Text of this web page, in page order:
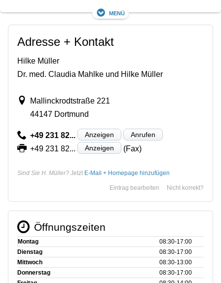
Menü
Adresse + Kontakt
Hilke Müller
Dr. med. Claudia Mahlke und Hilke Müller
Mallinckrodtstraße 221
44147 Dortmund
+49 231 82... Anzeigen Anrufen
+49 231 82... Anzeigen (Fax)
Sind Sie H. Müller? Jetzt E-Mail + Homepage hinzufügen
Nicht korrekt?
Eintrag bearbeiten
Öffnungszeiten
Montag
08:30‑17:00
Dienstag
08:30‑17:00
Mittwoch
08:30‑13:00
Donnerstag
08:30‑17:00